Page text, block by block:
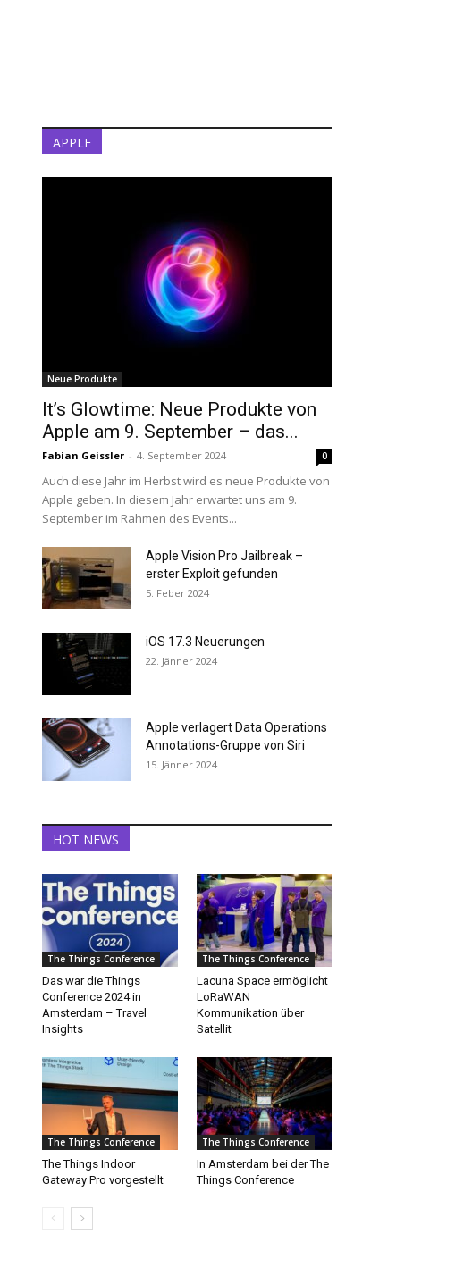
APPLE
Neue Produkte
It’s Glowtime: Neue Produkte von
Apple am 9. September – das...
Fabian Geissler - 4. September 2024 0
Auch diese Jahr im Herbst wird es neue Produkte von
Apple geben. In diesem Jahr erwartet uns am 9.
September im Rahmen des Events...
Apple Vision Pro Jailbreak –
erster Exploit gefunden
5. Feber 2024
iOS 17.3 Neuerungen
22. Jänner 2024
Apple verlagert Data Operations
Annotations-Gruppe von Siri
15. Jänner 2024
HOT NEWS
The Things Conference
Das war die Things
Conference 2024 in
Amsterdam – Travel
Insights
The Things Conference
Lacuna Space ermöglicht
LoRaWAN
Kommunikation über
Satellit
The Things Conference
The Things Indoor
Gateway Pro vorgestellt
The Things Conference
In Amsterdam bei der The
Things Conference